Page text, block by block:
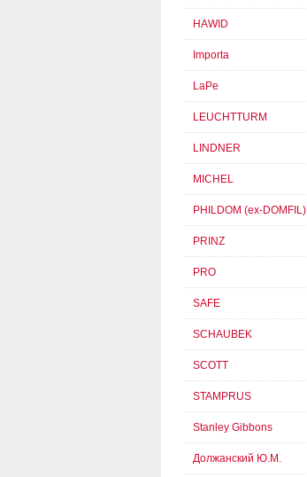
HAWID
Importa
LaPe
LEUCHTTURM
LINDNER
MICHEL
PHILDOM (ex-DOMFIL)
PRINZ
PRO
SAFE
SCHAUBEK
SCOTT
STAMPRUS
Stanley Gibbons
Должанский Ю.М.